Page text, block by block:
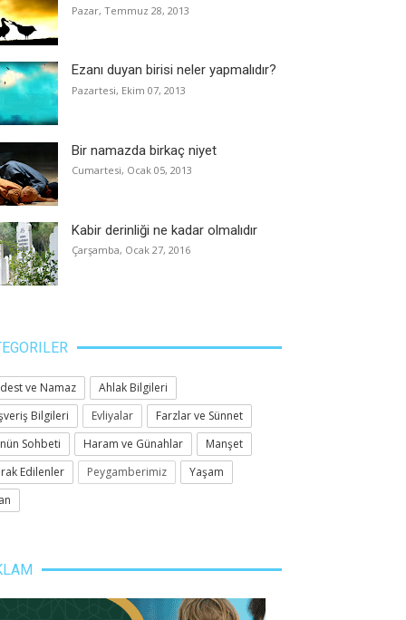
Pazar, Temmuz 28, 2013
Ezanı duyan birisi neler yapmalıdır?
Pazartesi, Ekim 07, 2013
Bir namazda birkaç niyet
Cumartesi, Ocak 05, 2013
Kabir derinliği ne kadar olmalıdır
Çarşamba, Ocak 27, 2016
ve Namaz
Ahlak Bilgileri
Bilgileri
Evliyalar
Farzlar ve Sünnet
Sohbeti
Haram ve Günahlar
Manşet
Edilenler
Peygamberimiz
Yaşam